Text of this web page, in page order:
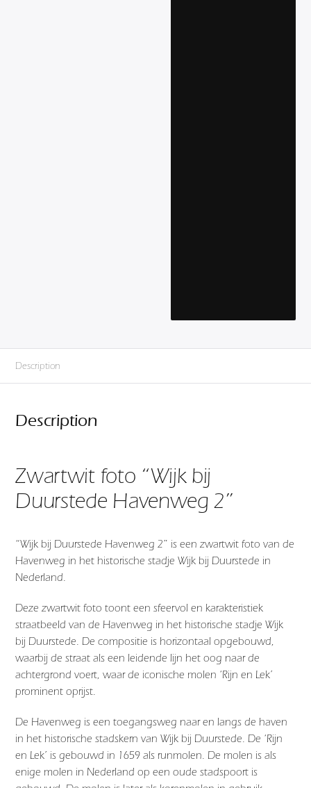
Description
Description
Zwartwit foto “Wijk bij
Duurstede Havenweg 2”
“Wijk bij Duurstede Havenweg 2” is een zwartwit foto van de
Havenweg in het historische stadje Wijk bij Duurstede in
Nederland.
Deze zwartwit foto toont een sfeervol en karakteristiek
straatbeeld van de Havenweg in het historische stadje Wijk
bij Duurstede. De compositie is horizontaal opgebouwd,
waarbij de straat als een leidende lijn het oog naar de
achtergrond voert, waar de iconische molen ‘Rijn en Lek’
prominent oprijst.
De Havenweg is een toegangsweg naar en langs de haven
in het historische stadskern van Wijk bij Duurstede. De ‘Rijn
en Lek’ is gebouwd in 1659 als runmolen. De molen is als
enige molen in Nederland op een oude stadspoort is